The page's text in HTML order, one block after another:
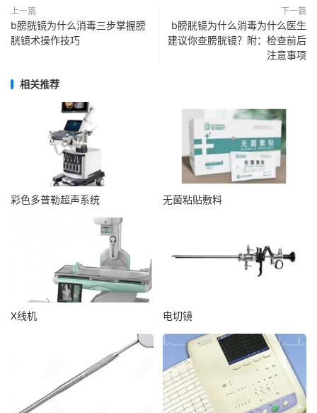
上一篇
b膀胱镜为什么消毒三步掌握膀
胱镜术操作技巧
下一篇
b膀胱镜为什么消毒为什么医生
建议你查膀胱镜？附：检查前后
注意事项
相关推荐
彩色多普勒超声系统 无菌粘贴敷料
X线机 电切镜